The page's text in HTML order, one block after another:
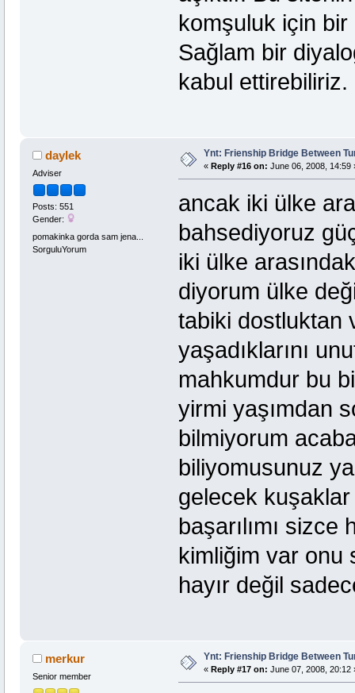
komşuluk için
Sağlam bir
kabul ettirebiliriz.
daylek
Adviser
Posts: 551
Gender:
pomakinka gorda sam jena...
SorguluYorum
Ynt: Frienship Bridge Between
« Reply #16 on: June 06, 2008, 14:59
ancak iki ülke
bahsediyoruz
iki ülke
diyorum ülke
tabiki dostluktan
yaşadıklarını
mahkumdur bu
yirmi yaşımdan
bilmiyorum
biliyomusunuz
gelecek
başarılımı sizce
kimliğim var onu
hayır değil
merkur
Senior member
Ynt: Frienship Bridge Between
« Reply #17 on: June 07, 2008, 20:12